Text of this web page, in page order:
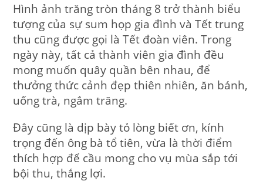
Hình ảnh trăng tròn tháng 8 trở thành biểu
tượng của sự sum họp gia đình và Tết trung
thu cũng được gọi là Tết đoàn viên. Trong
ngày này, tất cả thành viên gia đình đều
mong muốn quây quần bên nhau, để
thưởng thức cảnh đẹp thiên nhiên, ăn bánh,
uống trà, ngắm trăng.
Đây cũng là dịp bày tỏ lòng biết ơn, kính
trọng đến ông bà tổ tiên, vừa là thời điểm
thích hợp để cầu mong cho vụ mùa sắp tới
bội thu, thắng lợi.